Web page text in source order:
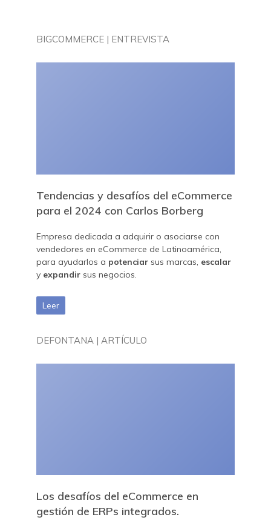
BIGCOMMERCE | ENTREVISTA
Tendencias y desafíos del eCommerce
para el 2024 con Carlos Borberg
Empresa dedicada a adquirir o asociarse con
vendedores en eCommerce de Latinoamérica,
para ayudarlos a potenciar sus marcas, escalar
y expandir sus negocios.
Leer
DEFONTANA | ARTÍCULO
Los desafíos del eCommerce en
gestión de ERPs integrados.